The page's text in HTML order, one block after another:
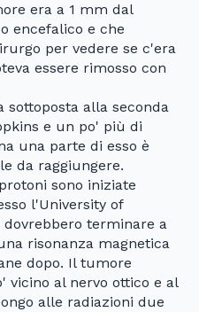
era a 1 mm dal
encefalico e che
per vedere se c'era
essere rimosso con
sottoposta alla seconda
e un po' più di
una parte di esso è
da raggiungere.
sono iniziate
l'University of
terminare a
risonanza magnetica
dopo. Il tumore
vicino al nervo ottico e al
alle radiazioni due